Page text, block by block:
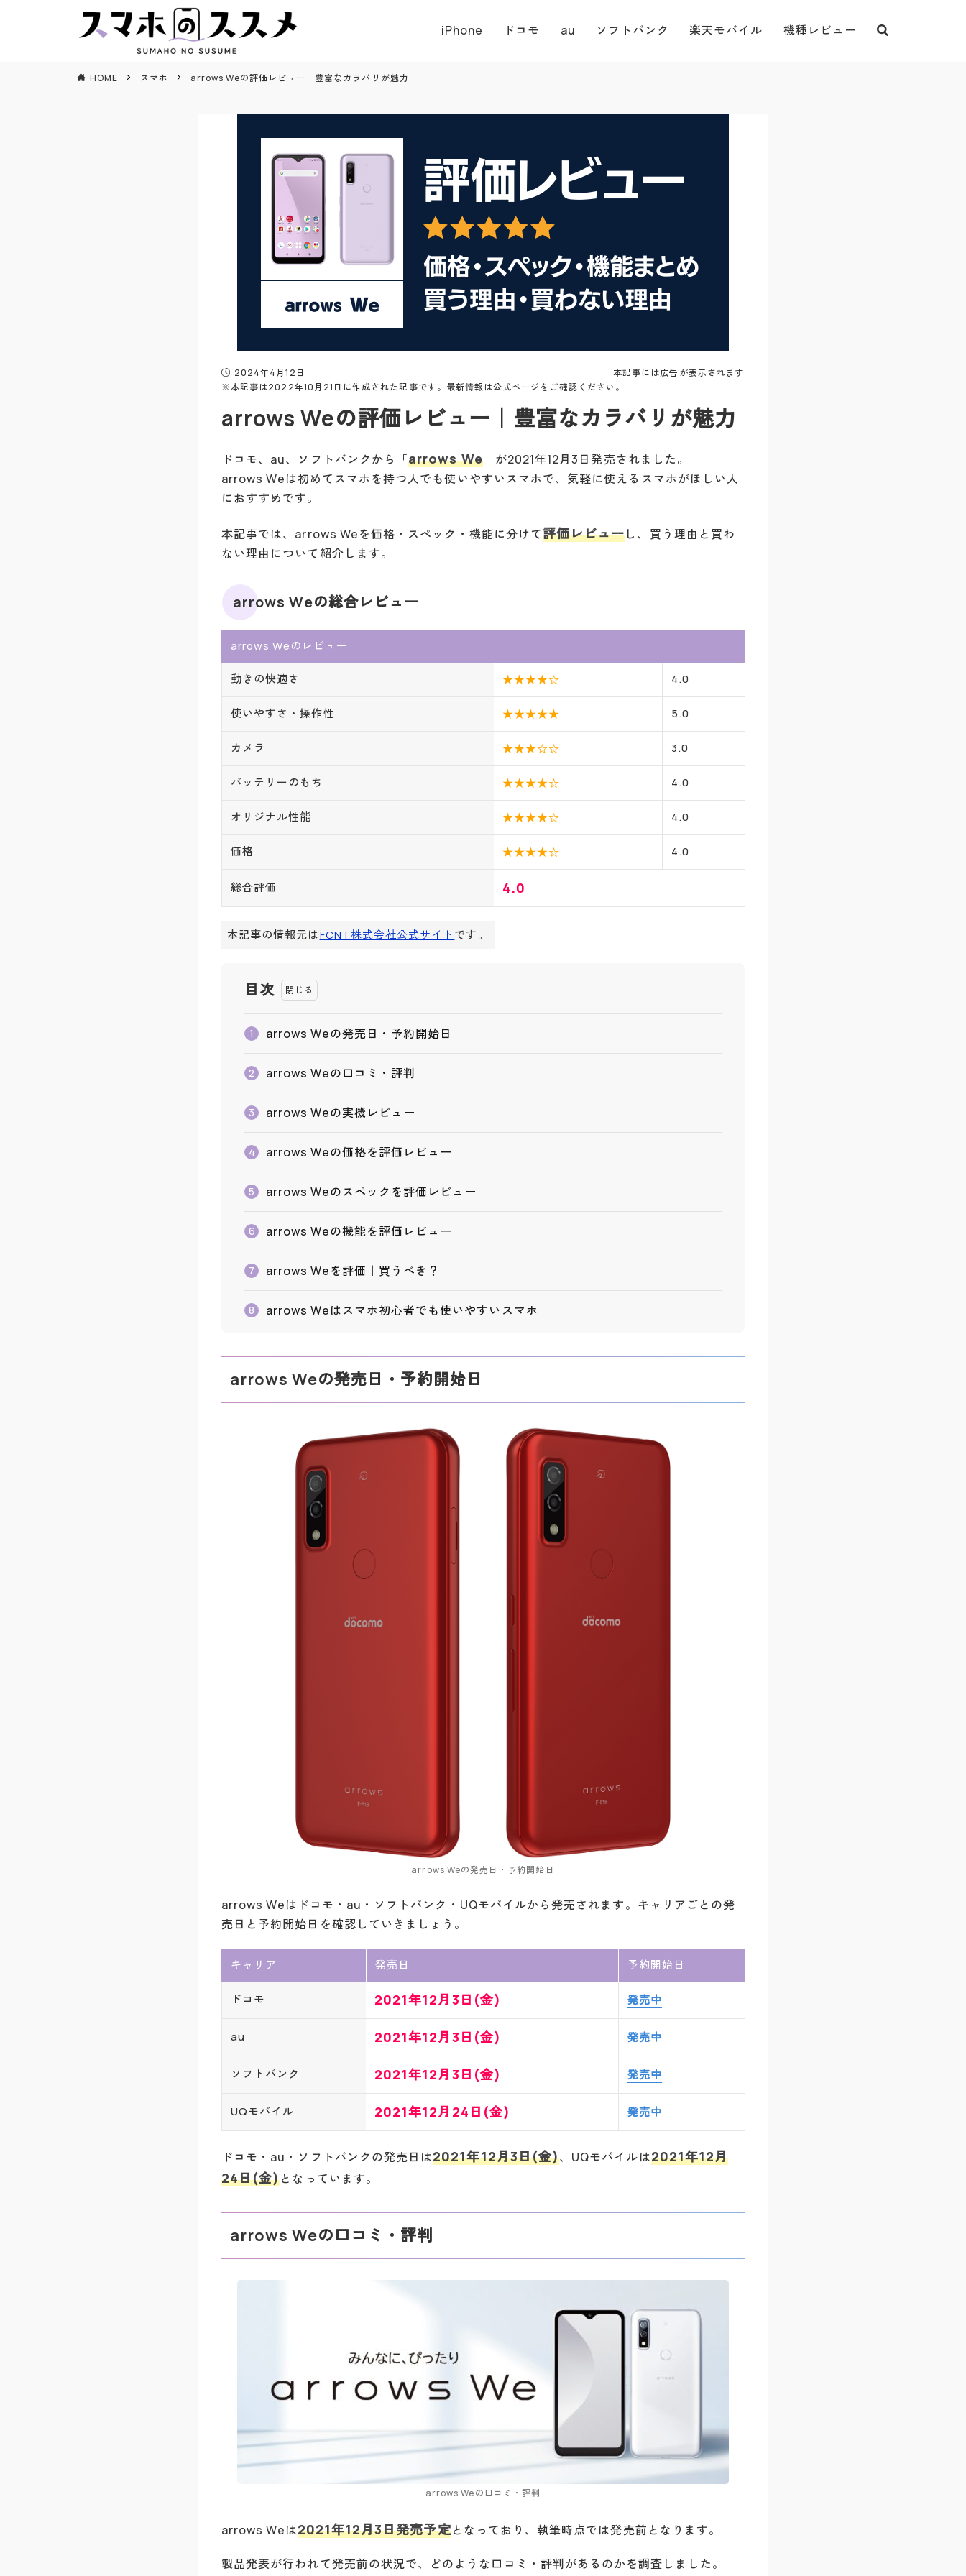
iPhone ドコモ au ソフトバンク 楽天モバイル 機種レビュー
HOME スマホ arrows Weの評価レビュー｜豊富なカラバリが魅力
2024年4月12日
本記事には広告が表示されます
※本記事は2022年10月21日に作成された記事です。最新情報は公式ページをご確認ください。
arrows Weの評価レビュー｜豊富なカラバリが魅力
ドコモ、au、ソフトバンクから「arrows We」が2021年12月3日発売されました。
arrows Weは初めてスマホを持つ人でも使いやすいスマホで、気軽に使えるスマホがほしい人
におすすめです。
本記事では、arrows Weを価格・スペック・機能に分けて評価レビューし、買う理由と買わ
ない理由について紹介します。
arrows Weの総合レビュー
arrows Weのレビュー
動きの快適さ ★★★★☆ 4.0
使いやすさ・操作性 ★★★★★ 5.0
カメラ ★★★☆☆ 3.0
バッテリーのもち ★★★★☆ 4.0
オリジナル性能 ★★★★☆ 4.0
価格 ★★★★☆ 4.0
総合評価 4.0
本記事の情報元はFCNT株式会社公式サイト です。
目次
1 arrows Weの発売日・予約開始日
2 arrows Weの口コミ・評判
3 arrows Weの実機レビュー
4 arrows Weの価格を評価レビュー
5 arrows Weのスペックを評価レビュー
6 arrows Weの機能を評価レビュー
7 arrows Weを評価｜買うべき？
8 arrows Weはスマホ初心者でも使いやすいスマホ
arrows Weの発売日・予約開始日
arrows Weの発売日・予約開始日
arrows Weはドコモ・au・ソフトバンク・UQモバイルから発売されます。キャリアごとの発
売日と予約開始日を確認していきましょう。
キャリア 発売日 予約開始日
ドコモ 2021年12月3日(金) 発売中
au 2021年12月3日(金) 発売中
ソフトバンク 2021年12月3日(金) 発売中
UQモバイル 2021年12月24日(金) 発売中
ドコモ・au・ソフトバンクの発売日は2021年12月3日(金)、UQモバイルは2021年12月
24日(金)となっています。
arrows Weの口コミ・評判
arrows Weの口コミ・評判
arrows Weは2021年12月3日発売予定となっており、執筆時点では発売前となります。
製品発表が行われて発売前の状況で、どのような口コミ・評判があるのかを調査しました。